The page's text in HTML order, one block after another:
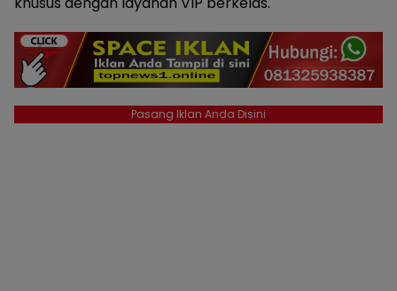
Pasang Iklan Anda Disini